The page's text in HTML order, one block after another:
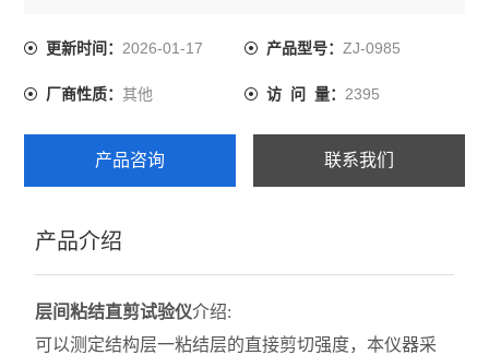
沥青混合料动态疲劳试验机
电动砂当量试验仪
乳化沥青稠度试验仪
细集料测定仪
层间粘结直剪试验仪
更新时间：2026-01-17 产品型号： ZJ-0985
厂商性质：其他 访 问 量： 2395
产品咨询 联系我们
产品介绍
层间粘结直剪试验仪介绍:
可以测定结构层一粘结层的直接剪切强度，本仪器采